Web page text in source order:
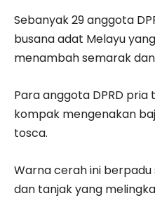
Sebanyak 29 anggota
busana adat Melayu
menambah semarak
Para anggota DPRD
kompak mengenakan
tosca.
Warna cerah ini
dan tanjak yang